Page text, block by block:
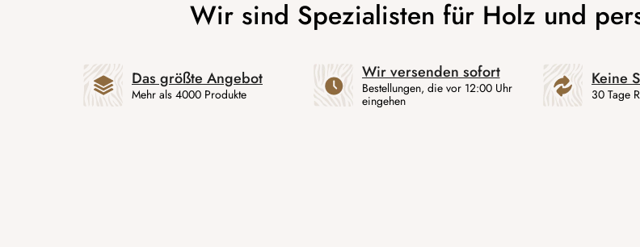
Das größte Angebot
Mehr als 4000 Produkte
Wir versenden sofort
Bestellungen, die vor 12:00 Uhr
eingehen
Keine
30 Tage